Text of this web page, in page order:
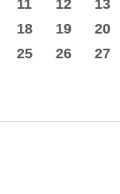
11 12 13
18 19 20
25 26 27